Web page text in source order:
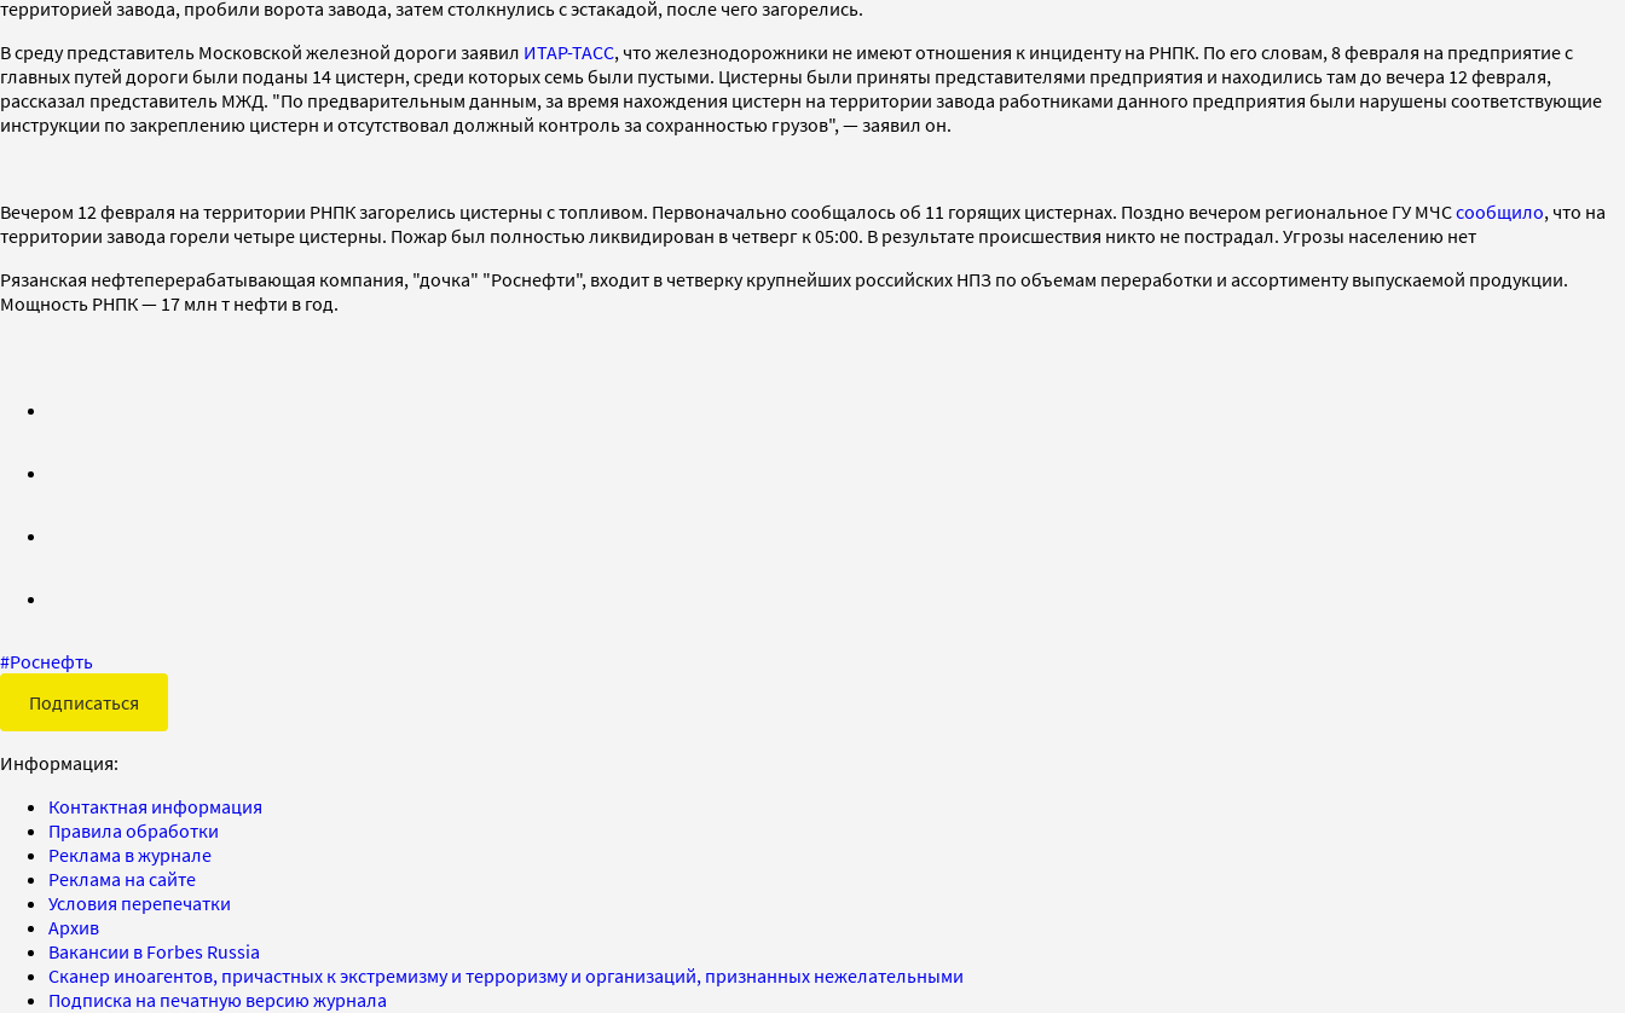
территорией завода, пробили ворота завода, затем столкнулись с эстакадой, после чего загорелись.
В среду представитель Московской железной дороги заявил ИТАР-ТАСС, что железнодорожники не имеют отношения к инциденту на РНПК. По его словам, 8 февраля на предприятие с
главных путей дороги были поданы 14 цистерн, среди которых семь были пустыми. Цистерны были приняты представителями предприятия и находились там до вечера 12 февраля,
рассказал представитель МЖД. "По предварительным данным, за время нахождения цистерн на территории завода работниками данного предприятия были нарушены соответствующие
инструкции по закреплению цистерн и отсутствовал должный контроль за сохранностью грузов", — заявил он.
Вечером 12 февраля на территории РНПК загорелись цистерны с топливом. Первоначально сообщалось об 11 горящих цистернах. Поздно вечером региональное ГУ МЧСсообщило, что на
территории завода горели четыре цистерны. Пожар был полностью ликвидирован в четверг к 05:00. В результате происшествия никто не пострадал. Угрозы населению нет
Рязанская нефтеперерабатывающая компания, "дочка" "Роснефти", входит в четверку крупнейших российских НПЗ по объемам переработки и ассортименту выпускаемой продукции.
Мощность РНПК — 17 млн т нефти в год.
#Роснефть
Подписаться
Информация:
Контактная информация
Правила обработки
Реклама в журнале
Реклама на сайте
Условия перепечатки
Архив
Вакансии в Forbes Russia
Сканер иноагентов, причастных к экстремизму и терроризму и организаций, признанных нежелательными
Подписка на печатную версию журнала